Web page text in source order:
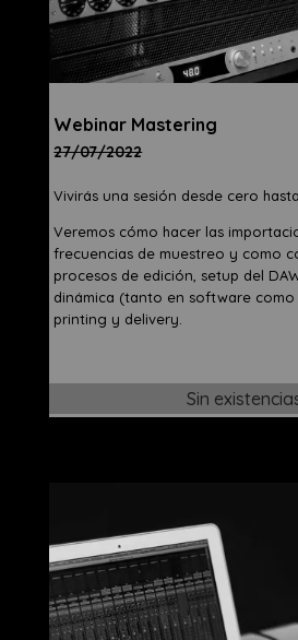
Webinar Mastering
27/07/2022
Vivirás una sesión desde cero
Veremos cómo hacer las
frecuencias de muestreo y como
procesos de edición, setup del
dinámica (tanto en software como
printing y delivery.
Sin